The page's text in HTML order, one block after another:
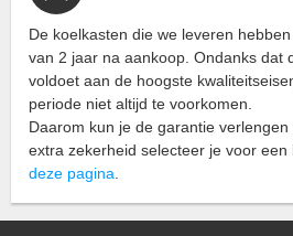
De koelkasten die we leveren
van 2 jaar na aankoop. Ondanks dat
voldoet aan de hoogste
periode niet altijd te voorkomen.
Daarom kun je de garantie
extra zekerheid selecteer je voor een
deze pagina